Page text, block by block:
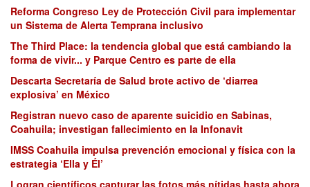
Reforma Congreso Ley de Protección Civil para implementar
un Sistema de Alerta Temprana inclusivo
The Third Place: la tendencia global que está cambiando la
forma de vivir... y Parque Centro es parte de ella
Descarta Secretaría de Salud brote activo de ‘diarrea
explosiva’ en México
Registran nuevo caso de aparente suicidio en Sabinas,
Coahuila; investigan fallecimiento en la Infonavit
IMSS Coahuila impulsa prevención emocional y física con la
estrategia ‘Ella y Él’
Logran científicos capturar las fotos más nítidas hasta ahora